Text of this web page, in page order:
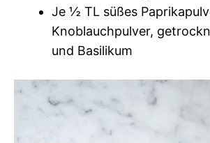
Je ½ TL süßes
Knoblauchpulver,
und Basilikum